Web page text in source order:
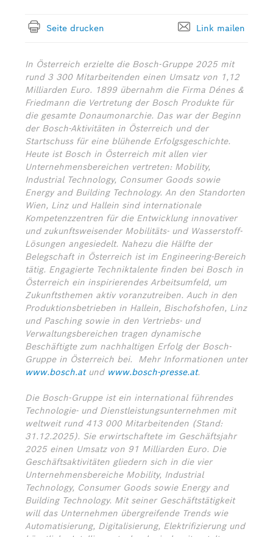
Seite drucken Link mailen
In Österreich erzielte die Bosch-Gruppe 2025 mit
rund 3 300 Mitarbeitenden einen Umsatz von 1,12
Milliarden Euro. 1899 übernahm die Firma Dénes &
Friedmann die Vertretung der Bosch Produkte für
die gesamte Donaumonarchie. Das war der Beginn
der Bosch-Aktivitäten in Österreich und der
Startschuss für eine blühende Erfolgsgeschichte.
Heute ist Bosch in Österreich mit allen vier
Unternehmensbereichen vertreten: Mobility,
Industrial Technology, Consumer Goods sowie
Energy and Building Technology. An den Standorten
Wien, Linz und Hallein sind internationale
Kompetenzzentren für die Entwicklung innovativer
und zukunftsweisender Mobilitäts- und Wasserstoff-
Lösungen angesiedelt. Nahezu die Hälfte der
Belegschaft in Österreich ist im Engineering-Bereich
tätig. Engagierte Techniktalente finden bei Bosch in
Österreich ein inspirierendes Arbeitsumfeld, um
Zukunftsthemen aktiv voranzutreiben. Auch in den
Produktionsbetrieben in Hallein, Bischofshofen, Linz
und Pasching sowie in den Vertriebs- und
Verwaltungsbereichen tragen dynamische
Beschäftigte zum nachhaltigen Erfolg der Bosch-
Gruppe in Österreich bei. Mehr Informationen unter
www.bosch.atund www.bosch-presse.at.
Die Bosch-Gruppe ist ein international führendes
Technologie- und Dienstleistungsunternehmen mit
weltweit rund 413 000 Mitarbeitenden (Stand:
31.12.2025). Sie erwirtschaftete im Geschäftsjahr
2025 einen Umsatz von 91 Milliarden Euro. Die
Geschäftsaktivitäten gliedern sich in die vier
Unternehmensbereiche Mobility, Industrial
Technology, Consumer Goods sowie Energy and
Building Technology. Mit seiner Geschäftstätigkeit
will das Unternehmen übergreifende Trends wie
Automatisierung, Digitalisierung, Elektrifizierung und